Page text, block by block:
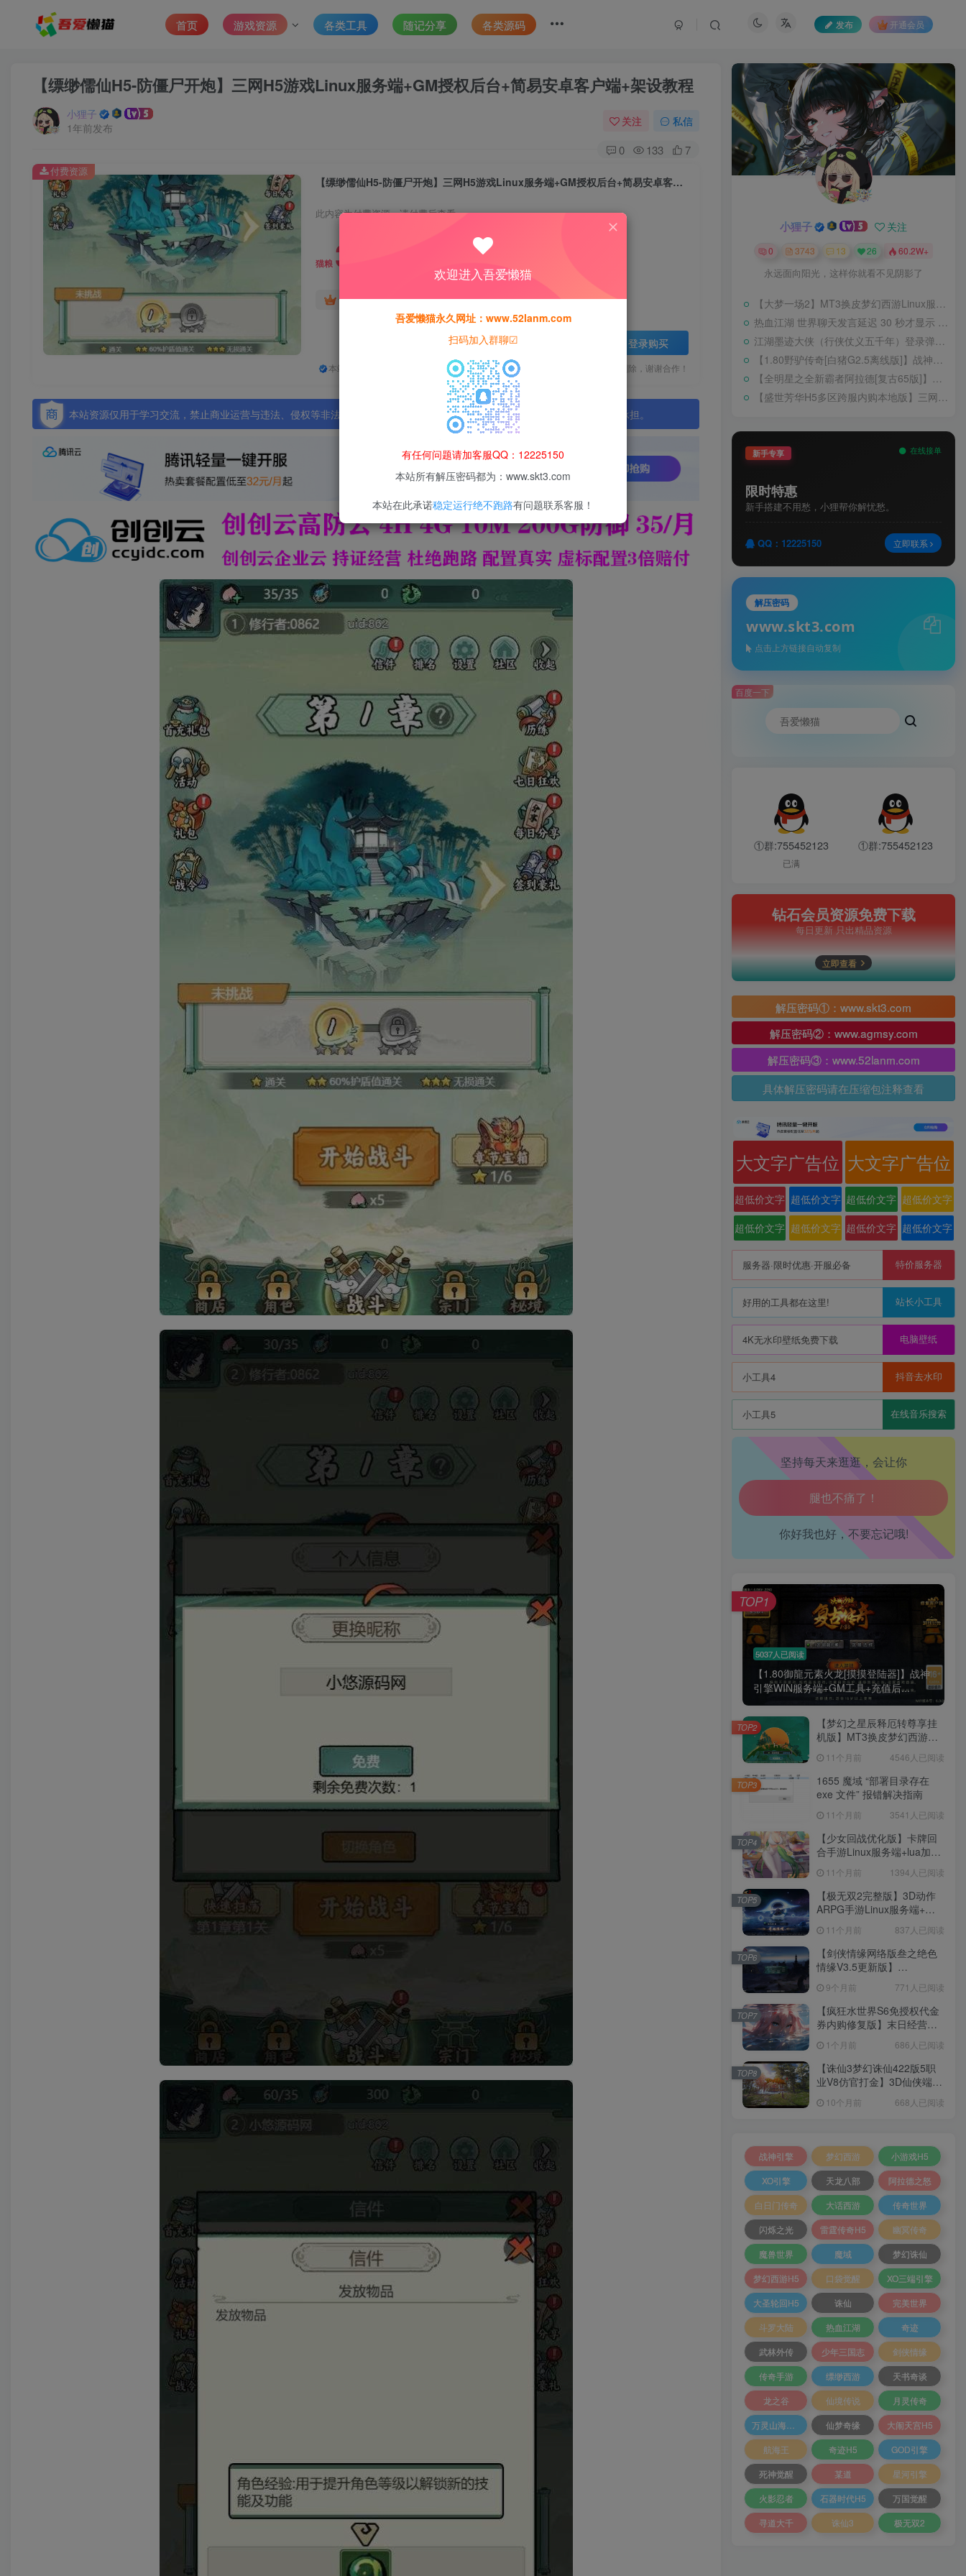
首页 游戏资源 各类工具 随记分享 各类源码 发布 开通会员
【缥缈儒仙H5-防僵尸开炮】三网H5游戏Linux服务端+GM授权后台+简易安卓客户端+架设教程
小狸子
1年前发布
关注 私信
0 133 7
【缥缈儒仙H5-防僵尸开炮】三网H5游戏Linux服务端+GM授权后台+简易安卓客户端+架设教程
此内容为付费资源，请付费后查看
猫粮 30
黄金会员猫粮15 钻石会员免费
登录购买
本站所有资源均为网络收集整理而来，仅供学习研究使用，请在下载后24h内删除，谢谢合作！
付费资源
本站资源仅用于学习交流，禁止商业运营与违法、侵权等非法行为；资源下载后请于 24 小时内删除，违规后果由使用者自行承担。
小狸子 关注
0 3743 13 26 60.2W+
永远面向阳光，这样你就看不见阴影了
【大梦一场2】MT3换皮梦幻西游Linux服务端+GM后台+源码+双端+架设教程
热血江湖 世界聊天发言延迟 30 秒才显示 BUG 修复教程
江湖墨迹大侠（行侠仗义五千年）登录弹出 WELCOME 提示无法进游戏修复教程
【1.80野驴传奇[白猪G2.5离线版]】战神引擎WIN服务端+GM工具+充值后台+安卓+架设教程
【全明星之全新霸者阿拉德[复古65版]】横版闯关手游Linux服务端+配套表+WEB管理后台+GM授权后台+双端+架设教程
【盛世芳华H5多区跨服内购本地版】三网H5宫斗养成游戏Linux手工服务端+CDK授权后台+安卓+架设教程
新手专享 在线接单
限时特惠
新手搭建不用愁，小狸帮你解忧愁。
QQ：12225150 立即联系
解压密码
www.skt3.com
点击上方链接自动复制
百度一下
①群:755452123
已满
①群:755452123
钻石会员资源免费下载
每日更新 只出精品资源
立即查看
解压密码①：www.skt3.com
解压密码②：www.agmsy.com
解压密码③：www.52lanm.com
具体解压密码请在压缩包注释查看
大文字广告位 大文字广告位
超低价文字
广告位
超低价文字
广告位
超低价文字
广告位
超低价文字
广告位
超低价文字
广告位
超低价文字
广告位
超低价文字
广告位
超低价文字
广告位
服务器·限时优惠·开服必备 特价服务器
好用的工具都在这里! 站长小工具
4K无水印壁纸免费下载 电脑壁纸
小工具4 抖音去水印
小工具5 在线音乐搜索
坚持每天来逛逛，会让你
生活也美好了！
心情也舒畅了！
走路也有劲了！
腰也不酸了！
工作也轻松了！
你好我也好，不要忘记哦!
5037人已阅读
【1.80御龍元素火龙[摸摸登陆器]】战神
引擎WIN服务端+GM工具+充值后...
TOP1
【梦幻之星辰释厄转尊享挂
机版】MT3换皮梦幻西游
+源码+架设教程
11个月前 4546人已阅读
TOP2
1655 魔域 “部署目录存在
exe 文件” 报错解决指南
11个月前 3541人已阅读
TOP3
【少女回战优化版】卡牌回
合手游Linux服务端+lua加解
权后台+安卓+架设教程
11个月前 1394人已阅读
TOP4
【极无双2完整版】3D动作
ARPG手游Linux服务端+全
+加解密工具+GM授权后台
+安卓+架设教程
11个月前 837人已阅读
TOP5
【剑侠情缘网络版叁之绝色
情缘V3.5更新版】
端+GM指令+PC客户端+架设
教程
9个月前 771人已阅读
TOP6
【疯狂水世界S6免授权代金
券内购修复版】末日经营生
工具+管理后台+CDK授权后
台+安卓+架设教程
1个月前 686人已阅读
TOP7
【诛仙3梦幻诛仙422版5职
业V8仿官打金】3D仙侠端游
工具+PC客户端+架设教程
10个月前 668人已阅读
TOP8
战神引擎 梦幻西游
小游戏H5
XO引擎
天龙八部
阿拉德之怒
白日门传奇
大话西游
传奇世界
闪烁之光
雷霆传奇H5
幽冥传奇
魔兽世界
魔域
梦幻诛仙
梦幻西游H5
口袋觉醒
XO三端引擎
大圣轮回H5
诛仙
完美世界
斗罗大陆
热血江湖
奇迹
武林外传
少年三国志
剑侠情缘
传奇手游
缥缈西游
天书奇谈
龙之谷
仙境传说
月灵传奇
仙梦奇缘
大闹天宫H5
航海王
奇迹H5
GOD引擎
死神觉醒
某道
星河引擎
火影忍者
石器时代H5
万国觉醒
寻道大千
诛仙3 极无双2
欢迎进入吾爱懒猫
吾爱懒猫永久网址：www.52lanm.com
扫码加入群聊☑
有任何问题请加客服QQ：12225150
本站所有解压密码都为：www.skt3.com
本站在此承诺稳定运行绝不跑路有问题联系客服！